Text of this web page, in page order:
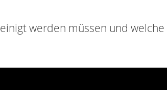
werden müssen und